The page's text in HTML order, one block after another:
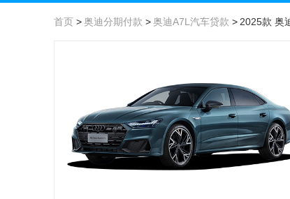
首页 奥迪分期付款 奥迪A7L汽车贷款 2025款 奥